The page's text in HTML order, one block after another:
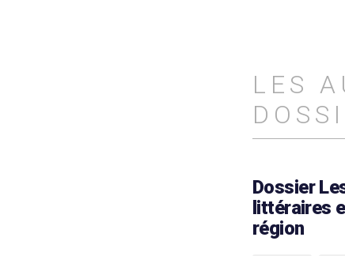
LES
Dossier
littéraires
région